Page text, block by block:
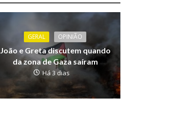
GERAL OPINIÃO
João e Greta discutem quando
da zona de Gaza saíram
Há 3 dias